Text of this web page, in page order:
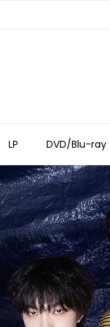
LP DVD/Blu-ray